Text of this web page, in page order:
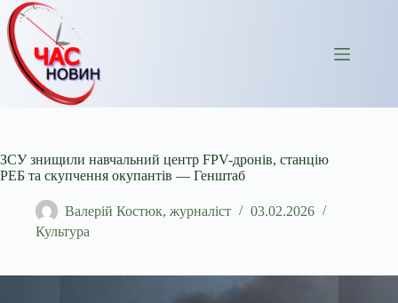
Перейти
до
вмісту
ЗСУ знищили навчальний центр FPV-дронів, станцію
РЕБ та скупчення окупантів — Генштаб
Валерій Костюк, журналіст
03.02.2026
Культура